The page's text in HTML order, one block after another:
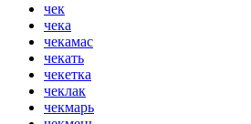
чек
чека
чекамас
чекать
чекетка
чеклак
чекмарь